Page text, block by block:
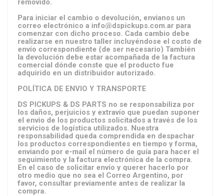
removido.
Para iniciar el cambio o devolución, envianos un
correo electrónico a info@dspickups.com.ar para
comenzar con dicho proceso. Cada cambio debe
realizarse en nuestro taller incluyéndose el costo de
envío correspondiente (de ser necesario) También
la devolución debe estar acompañada de la factura
comercial dónde conste que el producto fue
adquirido en un distribuidor autorizado.
POLÍTICA DE ENVIO Y TRANSPORTE
DS PICKUPS & DS PARTS no se responsabiliza por
los daños, perjuicios y extravío que puedan suponer
el envio de los productos solicitados a través de los
servicios de logística utilizados. Nuestra
responsabilidad queda comprendida en despachar
los productos correspondientes en tiempo y forma,
enviando por e-mail el número de guía para hacer el
seguimiento y la factura electrónica de la compra.
En el caso de solicitar envío y querer hacerlo por
otro medio que no sea el Correo Argentino, por
favor, consultar previamente antes de realizar la
compra.